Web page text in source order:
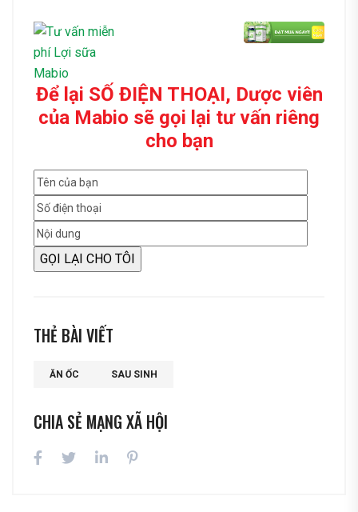
Để lại SỐ ĐIỆN THOẠI, Dược viên
của Mabio sẽ gọi lại tư vấn riêng
cho bạn
THẺ BÀI VIẾT
ĂN ỐC SAU SINH
CHIA SẺ MẠNG XÃ HỘI